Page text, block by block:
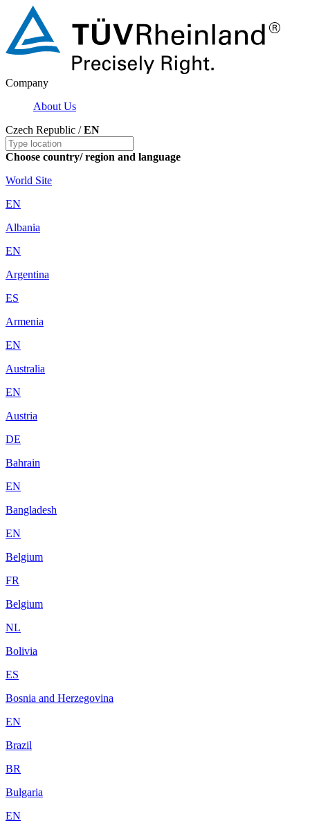
Company
About Us
Czech Republic /EN
Choose country/ region and language
World Site
EN
Albania
EN
Argentina
ES
Armenia
EN
Australia
EN
Austria
DE
Bahrain
EN
Bangladesh
EN
Belgium
FR
Belgium
NL
Bolivia
ES
Bosnia and Herzegovina
EN
Brazil
BR
Bulgaria
EN